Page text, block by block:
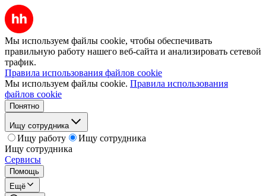
Мы используем файлы cookie, чтобы обеспечивать
правильную работу нашего веб-сайта и анализировать сетевой
трафик.
Правила использования файлов cookie
Мы используем файлы cookie. Правила использования
файлов cookie
Понятно
Ищу сотрудника
Ищу работу
Ищу сотрудника
Ищу сотрудника
Сервисы
Помощь
Ещё